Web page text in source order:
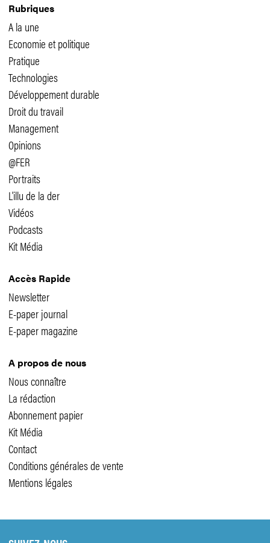
Rubriques
A la une
Economie et politique
Pratique
Technologies
Développement durable
Droit du travail
Management
Opinions
@FER
Portraits
L'illu de la der
Vidéos
Podcasts
Kit Média
Accès Rapide
Newsletter
E-paper journal
E-paper magazine
A propos de nous
Nous connaître
La rédaction
Abonnement papier
Kit Média
Contact
Conditions générales de vente
Mentions légales